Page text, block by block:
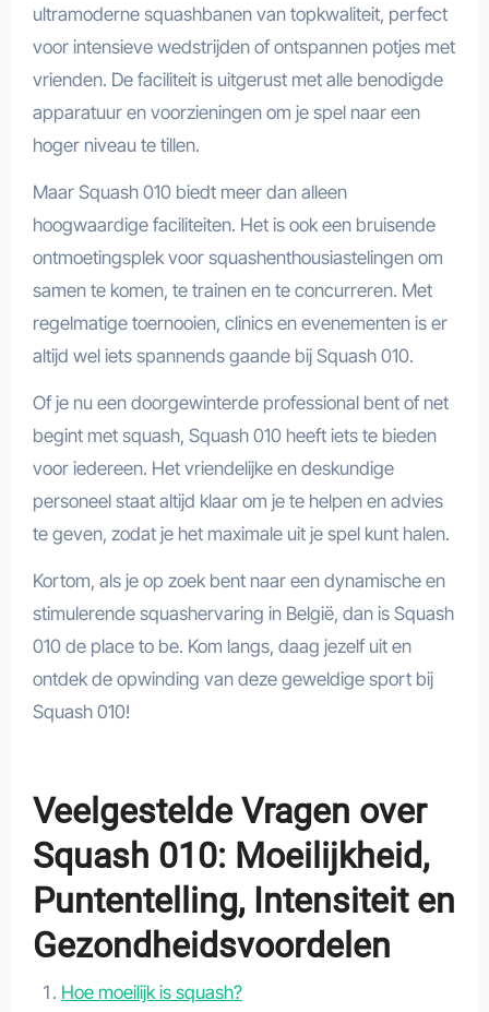
ultramoderne squashbanen van topkwaliteit, perfect
voor intensieve wedstrijden of ontspannen potjes met
vrienden. De faciliteit is uitgerust met alle benodigde
apparatuur en voorzieningen om je spel naar een
hoger niveau te tillen.
Maar Squash 010 biedt meer dan alleen
hoogwaardige faciliteiten. Het is ook een bruisende
ontmoetingsplek voor squashenthousiastelingen om
samen te komen, te trainen en te concurreren. Met
regelmatige toernooien, clinics en evenementen is er
altijd wel iets spannends gaande bij Squash 010.
Of je nu een doorgewinterde professional bent of net
begint met squash, Squash 010 heeft iets te bieden
voor iedereen. Het vriendelijke en deskundige
personeel staat altijd klaar om je te helpen en advies
te geven, zodat je het maximale uit je spel kunt halen.
Kortom, als je op zoek bent naar een dynamische en
stimulerende squashervaring in België, dan is Squash
010 de place to be. Kom langs, daag jezelf uit en
ontdek de opwinding van deze geweldige sport bij
Squash 010!
Veelgestelde Vragen over
Squash 010: Moeilijkheid,
Puntentelling, Intensiteit en
Gezondheidsvoordelen
Hoe moeilijk is squash?